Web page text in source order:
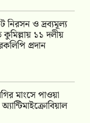
নিরসন ও দ্রব্যমূল্য
কুমিল্লায় ১১ দলীয়
প্রদান
মাংসে পাওয়া